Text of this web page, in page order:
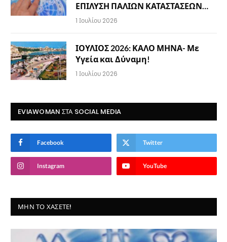
ΕΠΙΛΥΣΗ ΠΑΛΙΩΝ ΚΑΤΑΣΤΑΣΕΩΝ…
1 Ιουλίου 2026
ΙΟΥΛΙΟΣ 2026: ΚΑΛΟ ΜΗΝΑ- Με
Υγεία και Δύναμη!
1 Ιουλίου 2026
EVIAWOMAN ΣΤΑ SOCIAL MEDIA
Facebook Twitter
Instagram YouTube
ΜΗΝ ΤΟ ΧΆΣΕΤΕ!